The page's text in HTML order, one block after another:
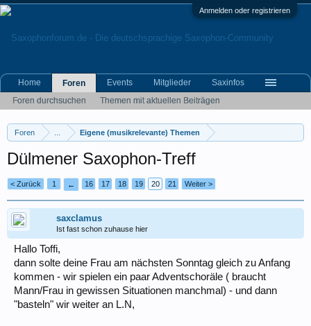
Anmelden oder registrieren
Foren Eigene (musikrelevante) Themen
Dülmener Saxophon-Treff
< Zurück 1 ← 16 17 18 19 20 21 Weiter >
saxclamus
Ist fast schon zuhause hier
Hallo Toffi,
dann solte deine Frau am nächsten Sonntag gleich zu Anfang
kommen - wir spielen ein paar Adventschoräle ( braucht
Mann/Frau in gewissen Situationen manchmal) - und dann
"basteln" wir weiter an L.N,
Home
Foren
Foren durchsuchen
Themen mit aktuellen Beiträgen
Events Mitglieder Saxinfos